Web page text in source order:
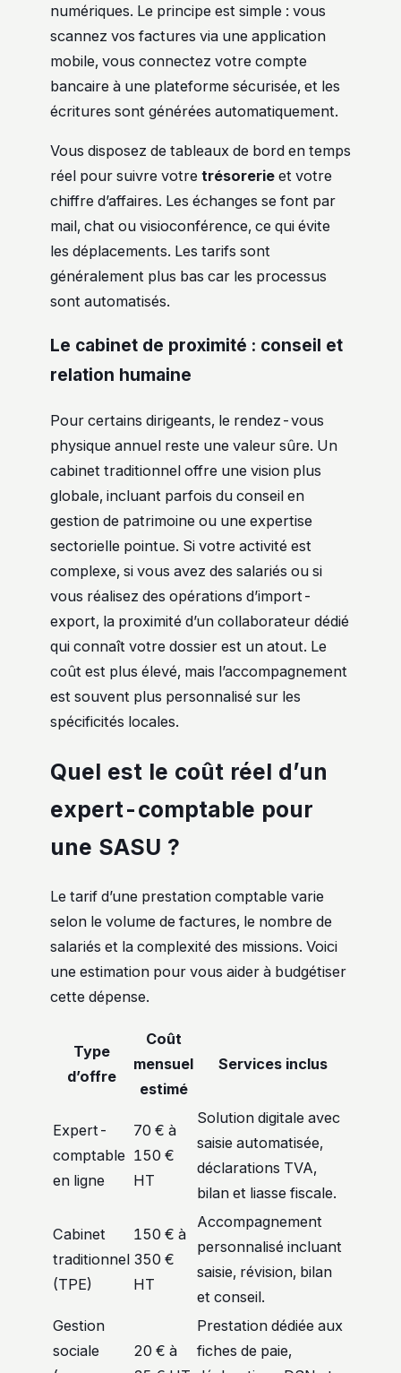
numériques. Le principe est simple : vous
scannez vos factures via une application
mobile, vous connectez votre compte
bancaire à une plateforme sécurisée, et les
écritures sont générées automatiquement.
Vous disposez de tableaux de bord en temps
réel pour suivre votre trésorerie et votre
chiffre d’affaires. Les échanges se font par
mail, chat ou visioconférence, ce qui évite
les déplacements. Les tarifs sont
généralement plus bas car les processus
sont automatisés.
Le cabinet de proximité : conseil et
relation humaine
Pour certains dirigeants, le rendez-vous
physique annuel reste une valeur sûre. Un
cabinet traditionnel offre une vision plus
globale, incluant parfois du conseil en
gestion de patrimoine ou une expertise
sectorielle pointue. Si votre activité est
complexe, si vous avez des salariés ou si
vous réalisez des opérations d’import-
export, la proximité d’un collaborateur dédié
qui connaît votre dossier est un atout. Le
coût est plus élevé, mais l’accompagnement
est souvent plus personnalisé sur les
spécificités locales.
Quel est le coût réel d’un
expert-comptable pour
une SASU ?
Le tarif d’une prestation comptable varie
selon le volume de factures, le nombre de
salariés et la complexité des missions. Voici
une estimation pour vous aider à budgétiser
cette dépense.
Type
d’offre
Coût
mensuel
estimé
Services inclus
Expert-
comptable
en ligne
70 € à
150 €
HT
Solution digitale avec
saisie automatisée,
déclarations TVA,
bilan et liasse fiscale.
Cabinet
traditionnel
(TPE)
150 € à
350 €
HT
Accompagnement
personnalisé incluant
saisie, révision, bilan
et conseil.
Gestion
sociale
20 € à
Prestation dédiée aux
fiches de paie,